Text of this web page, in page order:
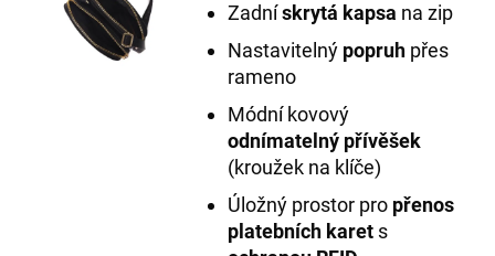
Zadnískrytá kapsa na zip
Nastavitelný popruhpřes
rameno
Módní kovový
odnímatelný přívěšek
(kroužek na klíče)
Úložný prostor pro přenos
platebních karets